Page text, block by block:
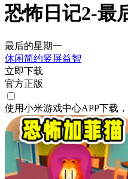
恐怖日记2-最
最后的星期一
休闲简约竖屏益智
立即下载
官方正版
使用小米游戏中心APP下载